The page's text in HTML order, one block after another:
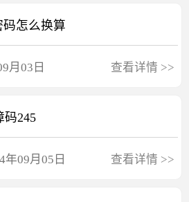
码怎么换算
月03日 查看详情 >>
码245
年09月05日 查看详情 >>